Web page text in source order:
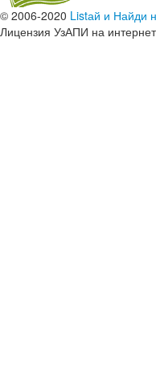
© 2006-2020 Listай и Найди
Лицензия УзАПИ на